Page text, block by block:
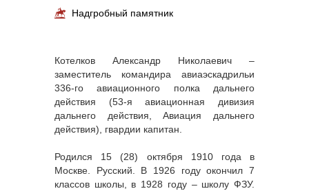
Надгробный памятник
Котелков Александр Николаевич –
заместитель командира авиаэскадрильи
336-го авиационного полка дальнего
действия (53-я авиационная дивизия
дальнего действия, Авиация дальнего
действия), гвардии капитан.
Родился 15 (28) октября 1910 года в
Москве. Русский. В 1926 году окончил 7
классов школы, в 1928 году – школу ФЗУ.